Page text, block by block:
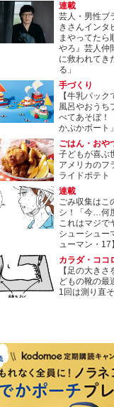
連載
芸人・男性ブ
きさんインタ
まやってたら
やろ』芸人仲
に救われてき
る」
手づくり
【牛乳パッ
風呂やおうち
べてあそぼ！
かぷかボート」
ごはん・おや
子どもが喜ぶ
アメリカのフ
ライドポテト
連載
ごみ収集はこ
シ！「今…何
これはマジで
シューシュー
ューマン・17】
カラダ・ココ
【足の大き
どもの靴の最
1回は測り直そ